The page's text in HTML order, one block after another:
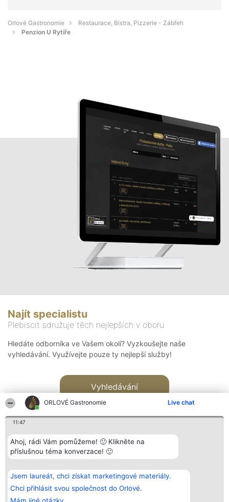
ORLOVÉ Gastronomie Live chat
11:47
Ahoj, rádi Vám pomůžeme! 🙂 Klikněte na
příslušnou téma konverzace! 🙂
Jsem laureát, chci získat marketingové materiály.
Chci přihlásit svou společnost do Orlové.
Orlové Gastronomie
Restaurace, Bistra, Pizzerie - Zábřeh
Penzion U Rytíře
Najít specialistu
Plebiscit sdružuje těch nejlepších v oboru
Hledáte odborníka ve Vašem okolí? Vyzkoušejte naše
vyhledávání. Využívejte pouze ty nejlepší služby!
Vyhledávání
Bright Side Solutions sp. z o.
o. sp. k.
ul. Ruska 22
Wrocław 50-079
KRS 0000749100 | Regon
Vítězové
Seznam všech
laureátů
Zásady
Kontakt